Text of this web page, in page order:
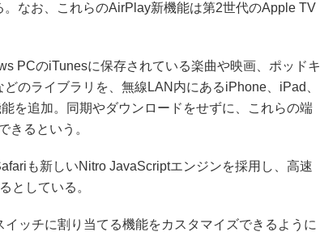
なお、これらのAirPlay新機能は第2世代のApple TV
PCのiTunesに保存されている楽曲や映画、ポッドキ
のライブラリを、無線LAN内にあるiPhone、iPad、
を追加。同期やダウンロードをせずに、これらの端
きるという。
も新しいNitro JavaScriptエンジンを採用し、高速
としている。
ッチに割り当てる機能をカスタマイズできるように